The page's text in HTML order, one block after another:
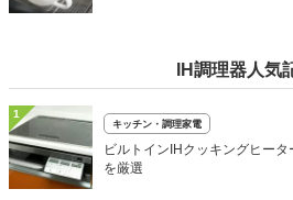
IH調理器人気
1
キッチン・調理家電
ビルトインIHクッキングヒー
を厳選